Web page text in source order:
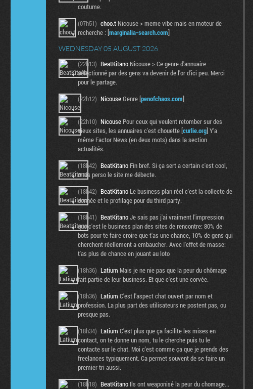
coutume.
(07h51) choo.t Nicouse > meme vibe mais en moteur de
recherche : [marginalia-search.com]
WEDNESDAY 05 AUGUST 2026
(22h13) BeatKitano Nicouse > Ce genre d'annuaire
sélectionné par des gens va devenir de l'or d'ici peu. Merci
pour le partage.
(22h12) NicouseGenre [penofchaos.com]
(22h10) Nicouse Pour ceux qui veulent retomber sur des
vieux sites, les annuaires c'est chouette [curlie.org] Y'a
même Factor News (en deux mots) dans la section
actualités.
(18h42) BeatKitano Fin bref. Si ça sert a certain c'est cool,
mais perso le site me débecte.
(18h42) BeatKitano Le business plan réel c'est la collecte de
donnée et le profilage pour du third party.
(18h41) BeatKitanoJe sais pas j'ai vraiment l'impression
que c'est le business plan des sites de rencontre: 80% de
bots pour te faire croire que t'as une chance, 10% de gens qui
cherchent réellement a embaucher. Avec l'effet de masse:
t'as plus de chance en jouant au loto
(18h36) Latium Mais je ne nie pas que la peur du chômage
fait partie de leur business. Et que c'est une corvée.
(18h36) Latium C'est l'aspect chat ouvert par nom et
profession. La plus part des utilisateurs ne postent pas, ou
presque pas.
(18h34) Latium C'est plus que ça facilite les mises en
contact, on te donne un nom, tu le cherche puis tu le
contacte sur le chat. Moi c'est comme ça que je prends des
freelances typiquement. Ca permet souvent de se faire un
premier tri aussi.
(18h18) BeatKitano Ils ont weaponisé la peur du chomage...